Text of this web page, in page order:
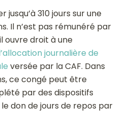
310 jours sur une
Il n’est pas rémunéré par
ouvre droit à une
journalière de
versée par la CAF. Dans
ce congé peut être
par des dispositifs
don de jours de repos par